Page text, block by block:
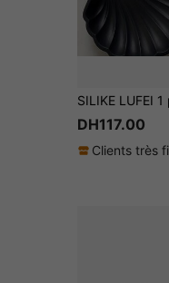
DH117.00
Clients très